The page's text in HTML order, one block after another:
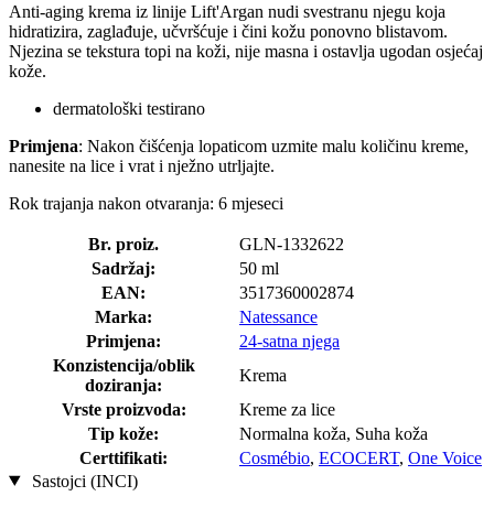
Anti-aging krema iz linije Lift'Argan nudi svestranu njegu koja
hidratizira, zaglađuje, učvršćuje i čini kožu ponovno blistavom.
Njezina se tekstura topi na koži, nije masna i ostavlja ugodan osjećaj
kože.
dermatološki testirano
Primjena: Nakon čišćenja lopaticom uzmite malu količinu kreme,
nanesite na lice i vrat i nježno utrljajte.
Rok trajanja nakon otvaranja: 6 mjeseci
Br. proiz.
GLN-1332622
Sadržaj:
50 ml
EAN:
3517360002874
Marka:
Natessance
Primjena:
24-satna njega
Konzistencija/oblik
doziranja:
Krema
Vrste proizvoda:
Kreme za lice
Tip kože:
Normalna koža, Suha koža
Certtifikati:
Cosmébio, ECOCERT, One Voice
Sastojci (INCI)